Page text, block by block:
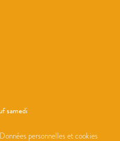
samedi
Données personnelles et cookies